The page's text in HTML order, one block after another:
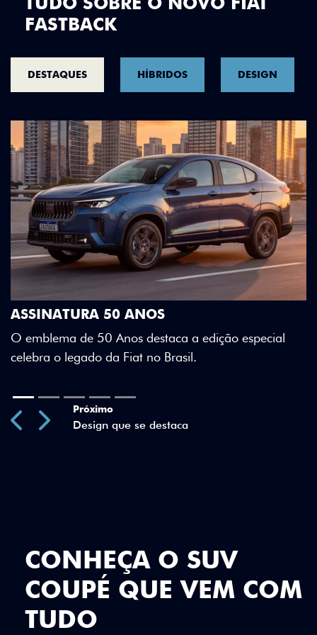
FASTBACK
DESTAQUES HÍBRIDOS DESIGN
DESIGN QUE SE DESTACA
Teto bicolor, adesivos estilizados e detalhes em
Green criam uma identidade visual única.
CONHEÇA O SUV
COUPÉ QUE VEM COM
TUDO